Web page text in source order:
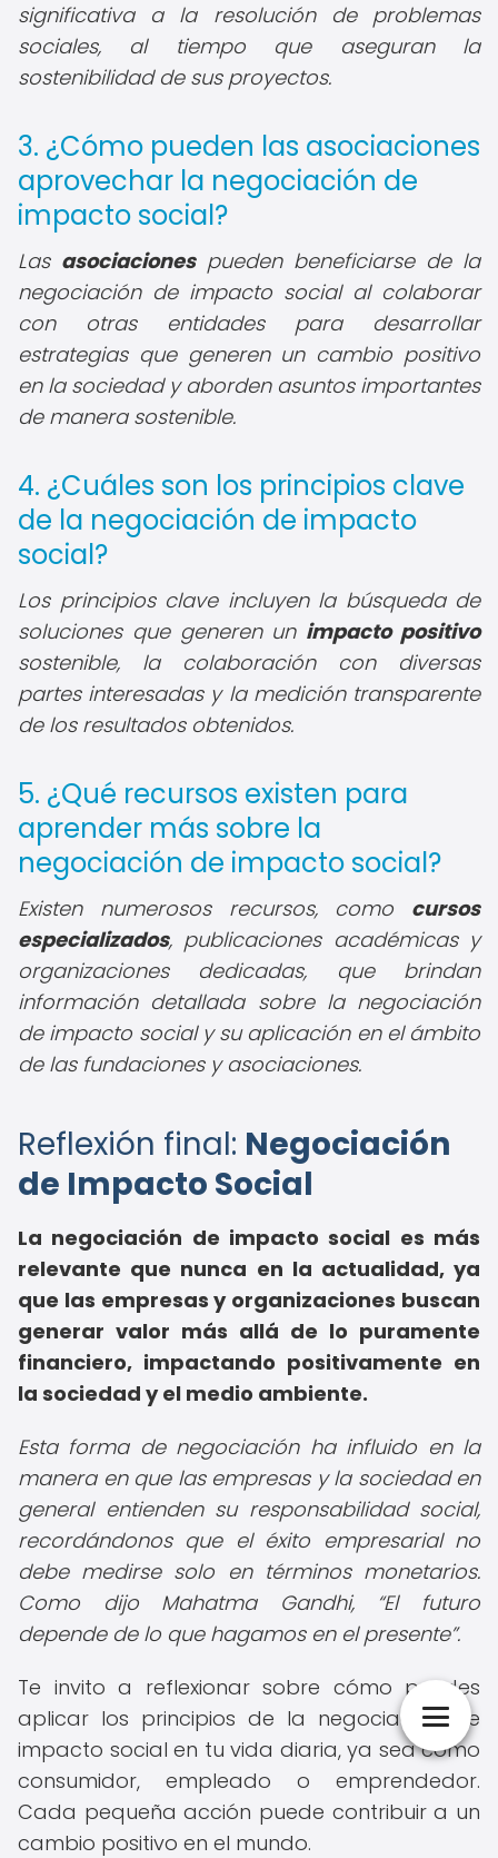
significativa a la resolución de problemas
sociales, al tiempo que aseguran la
sostenibilidad de sus proyectos.
3. ¿Cómo pueden las asociaciones
aprovechar la negociación de
impacto social?
Las asociacionespueden beneficiarse de la
negociación de impacto social al colaborar
con otras entidades para desarrollar
estrategias que generen un cambio positivo
en la sociedad y aborden asuntos importantes
de manera sostenible.
4. ¿Cuáles son los principios clave
de la negociación de impacto
social?
Los principios clave incluyen la búsqueda de
soluciones que generen un impacto positivo
sostenible, la colaboración con diversas
partes interesadas y la medición transparente
de los resultados obtenidos.
5. ¿Qué recursos existen para
aprender más sobre la
negociación de impacto social?
Existen numerosos recursos, como cursos
especializados, publicaciones académicas y
organizaciones dedicadas, que brindan
información detallada sobre la negociación
de impacto social y su aplicación en el ámbito
de las fundaciones y asociaciones.
Reflexión final: Negociación
de Impacto Social
La negociación de impacto social es más
relevante que nunca en la actualidad, ya
que las empresas y organizaciones buscan
generar valor más allá de lo puramente
financiero, impactando positivamente en
la sociedad y el medio ambiente.
Esta forma de negociación ha influido en la
manera en que las empresas y la sociedad en
general entienden su responsabilidad social,
recordándonos que el éxito empresarial no
debe medirse solo en términos monetarios.
Como dijo Mahatma Gandhi,
El futuro
depende de lo que hagamos en el presente .
Te invito a reflexionar sobre cómo puedes
aplicar los principios de la negociación de
impacto social en tu vida diaria, ya sea como
consumidor, empleado o emprendedor.
Cada pequeña acción puede contribuir a un
cambio positivo en el mundo.